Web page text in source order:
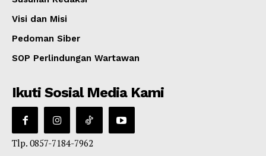
Visi dan Misi
Pedoman Siber
SOP Perlindungan Wartawan
Ikuti Sosial Media Kami
Tlp. 0857-7184-7962